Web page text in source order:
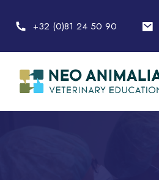
+32 (0)81 24 50 90